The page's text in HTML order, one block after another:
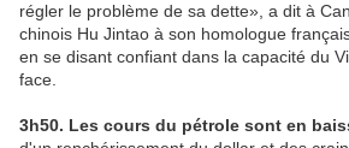
régler le problème de sa dette», a dit à
chinois Hu Jintao à son homologue
en se disant confiant dans la capacité du
face.
3h50. Les cours du pétrole sont en